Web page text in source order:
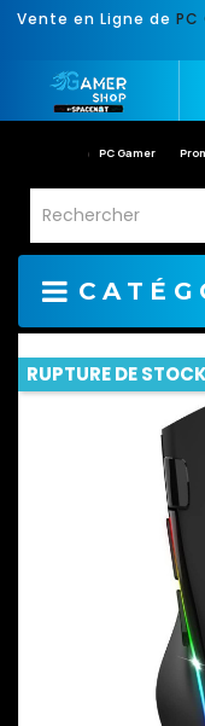
Vente en Ligne de PC
PC Gamer
RUPTURE DE STOCK